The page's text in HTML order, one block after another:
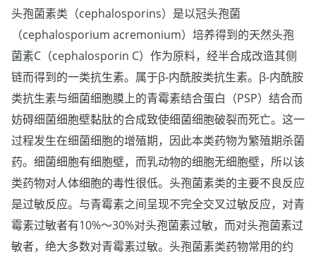
头孢菌素类（cephalosporins）是以冠头孢菌
（cephalosporium acremonium）培养得到的天然头孢
菌素C（cephalosporin C）作为原料，经半合成改造其侧
链而得到的一类抗生素。属于β-内酰胺类抗生素。β-内酰胺
类抗生素与细菌细胞膜上的青霉素结合蛋白（PSP）结合而
妨碍细菌细胞壁黏肽的合成致使细菌细胞破裂而死亡。这一
过程发生在细菌细胞的增殖期，因此本类药物为繁殖期杀菌
药。细菌细胞有细胞壁，而乳动物的细胞无细胞壁，所以该
类药物对人体细胞的毒性很低。头孢菌素类的主要不良反应
是过敏反应。与青霉素之间呈现不完全交叉过敏反应，对青
霉素过敏者有10%～30%对头孢菌素过敏，而对头孢菌素过
敏者，绝大多数对青霉素过敏。头孢菌素类药物常用的约